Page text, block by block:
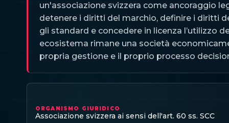
un'associazione svizzera come ancoraggio
detenere i diritti del marchio, definire i diritti
gli standard e concedere in licenza l’utilizzo
ecosistema rimane una società
propria gestione e il proprio processo
ORGANISMO GIURIDICO
Associazione svizzera ai sensi dell'art. 60 ss. SCC